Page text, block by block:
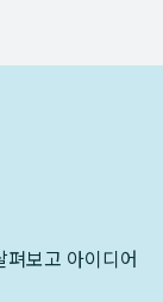
보고 아이디어